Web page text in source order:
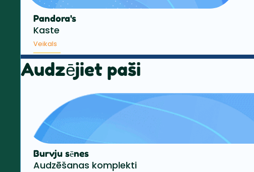
Pandora's
Kaste
Veikals
Audzējiet paši
Burvju sēnes
Audzēšanas komplekti